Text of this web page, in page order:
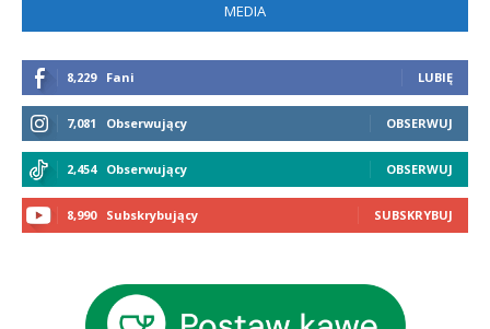
MEDIA
8,229 Fani LUBIĘ
7,081 Obserwujący OBSERWUJ
2,454 Obserwujący OBSERWUJ
8,990 Subskrybujący SUBSKRYBUJ